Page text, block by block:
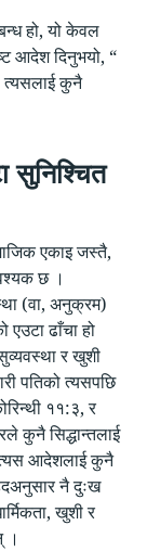
हो, यो केवल
आदेश दिनुभयो, “
त्यसलाई कुनै
सुनिश्चित
एकाइ जस्तै,
छ ।
(वा, अनुक्रम)
ढाँचा हो
र खुशी
पतिको त्यसपछि
११:३, र
कुनै सिद्धान्तलाई
त्यस आदेशलाई कुनै
नै दुःख
खुशी र
।